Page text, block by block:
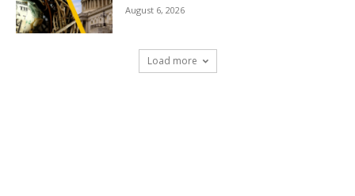
August 6, 2026
Load more